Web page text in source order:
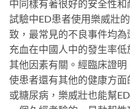
中同樣有著很好的安全性
試驗中ED患者使用樂威壯
致，最常見的不良事件均
充血在中國人中的發生率
其他因素有關。經臨床證
使患者還有其他的健康方面
或糖尿病，樂威壯也能幫